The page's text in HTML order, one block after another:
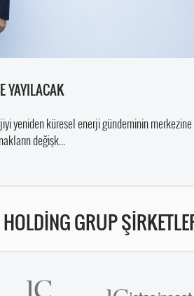
YAYILACAK
yeniden küresel enerji gündeminin merkezine
değişk...
GRUP